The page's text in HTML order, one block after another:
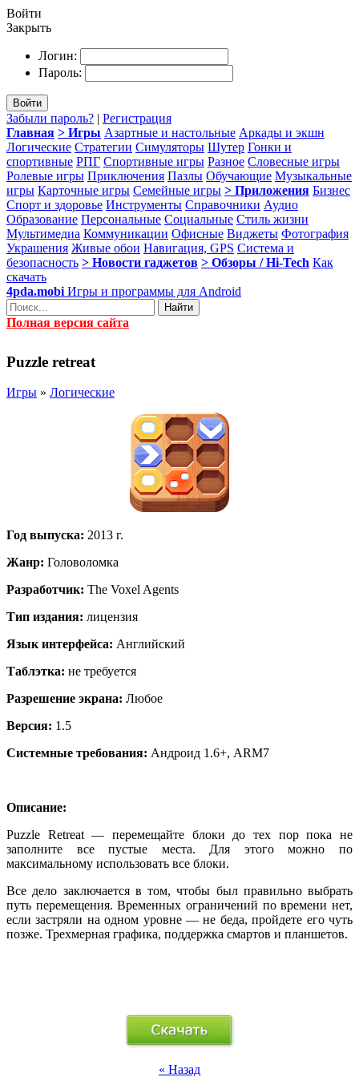
Войти
Закрыть
Логин:
Пароль:
Войти
Забыли пароль? | Регистрация
Главная > Игры Азартные и настольные Аркады и экшн
Логические Стратегии Симуляторы Шутер Гонки и
спортивные РПГ Спортивные игры Разное Словесные игры
Ролевые игры Приключения Пазлы Обучающие Музыкальные
игры Карточные игры Семейные игры > Приложения Бизнес
Спорт и здоровье Инструменты Справочники Аудио
Образование Персональные Социальные Стиль жизни
Мультимедиа Коммуникации Офисные Виджеты Фотография
Украшения Живые обои Навигация, GPS Система и
безопасность > Новости гаджетов > Обзоры / Hi-Tech Как
скачать
4pda.mobi Игры и программы для Android
Найти
Полная версия сайта
Puzzle retreat
Игры » Логические
Год выпуска: 2013 г.
Жанр: Головоломка
Разработчик: The Voxel Agents
Тип издания: лицензия
Язык интерфейса: Английский
Таблэтка: не требуется
Разрешение экрана: Любое
Версия: 1.5
Системные требования: Андроид 1.6+, ARM7
Описание:
Рuzzle Retreat — перемещайте блоки до тех пор пока не
заполните все пустые места. Для этого можно по
максимальному использовать все блоки.
Все дело заключается в том, чтобы был правильно выбрать
путь перемещения. Временных ограничений по времени нет,
если застряли на одном уровне — не беда, пройдете его чуть
позже. Трехмерная графика, поддержка смартов и планшетов.
« Назад